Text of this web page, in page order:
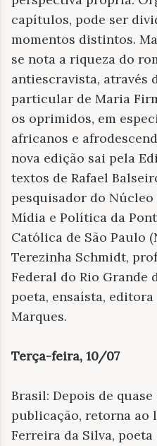
capítulos, pode ser
momentos distintos.
se nota a riqueza do
antiescravista, através
particular de Maria
os oprimidos, em
africanos e
nova edição sai pela
textos de Rafael
pesquisador do Núcleo
Mídia e Política da
Católica de São Paulo
Terezinha Schmidt,
Federal do Rio Grande
poeta, ensaísta,
Marques.
Terça-feira, 10/07
Brasil: Depois de
publicação, retorna ao
Ferreira da Silva, poeta